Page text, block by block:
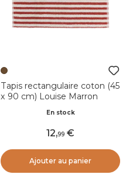
Tapis rectangulaire coton (45
x 90 cm) Louise Marron
En stock
12,99
Ajouter au panier